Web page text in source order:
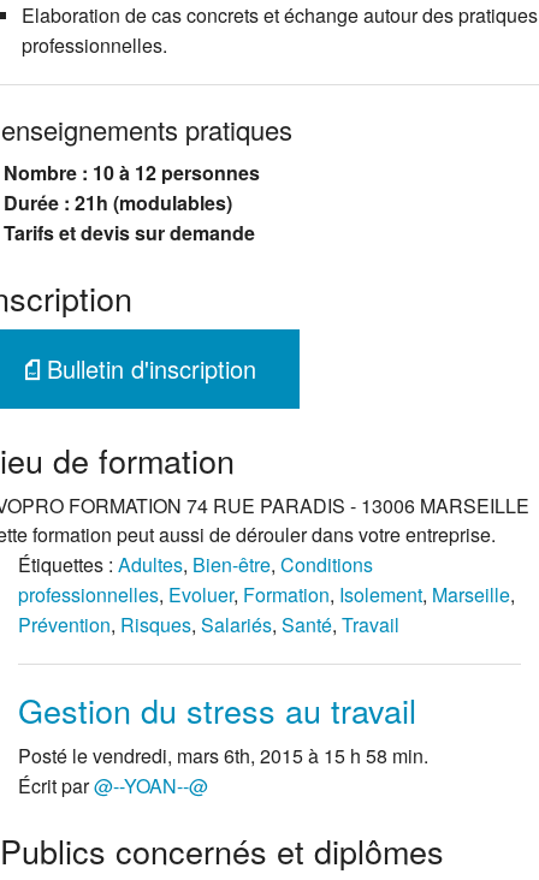
Elaboration de cas concrets et échange autour des pratiques
professionnelles.
pratiques
Nombre : 10 à 12 personnes
Durée : 21h (modulables)
Tarifs et devis sur demande
Bulletin d'inscription
de formation
FORMATION 74 RUE PARADIS - 13006 MARSEILLE
formation peut aussi de dérouler dans votre entreprise.
Étiquettes : Adultes, Bien-être, Conditions
professionnelles, Evoluer, Formation, Isolement, Marseille,
Prévention, Risques, Salariés, Santé, Travail
Gestion du stress au travail
Posté le vendredi, mars 6th, 2015 à 15 h 58 min.
Écrit par@--YOAN--@
Publics concernés et diplômes